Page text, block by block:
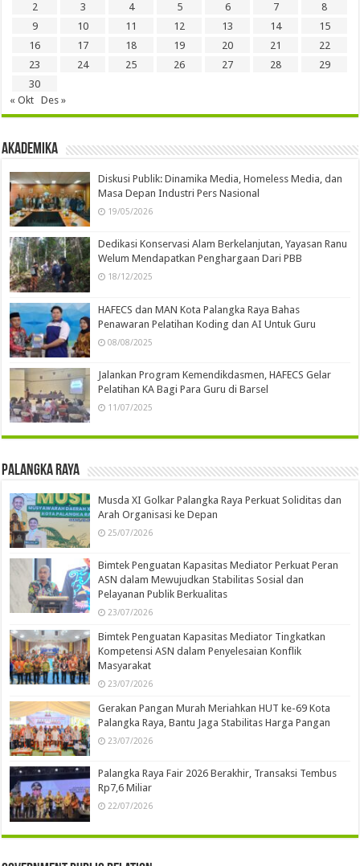
2
3 4 5 6 7
8
9
10 11 12 13 14
15
16
17 18 19 20 21
22
23
24 25 26 27 28
29
30
« Okt
Des »
Akademika
Diskusi Publik: Dinamika Media, Homeless Media, dan
Masa Depan Industri Pers Nasional
19/05/2026
Dedikasi Konservasi Alam Berkelanjutan, Yayasan Ranu
Welum Mendapatkan Penghargaan Dari PBB
18/12/2025
HAFECS dan MAN Kota Palangka Raya Bahas
Penawaran Pelatihan Koding dan AI Untuk Guru
08/08/2025
Jalankan Program Kemendikdasmen, HAFECS Gelar
Pelatihan KA Bagi Para Guru di Barsel
11/07/2025
Palangka Raya
Musda XI Golkar Palangka Raya Perkuat Soliditas dan
Arah Organisasi ke Depan
25/07/2026
Bimtek Penguatan Kapasitas Mediator Perkuat Peran
ASN dalam Mewujudkan Stabilitas Sosial dan
Pelayanan Publik Berkualitas
23/07/2026
Bimtek Penguatan Kapasitas Mediator Tingkatkan
Kompetensi ASN dalam Penyelesaian Konflik
Masyarakat
23/07/2026
Gerakan Pangan Murah Meriahkan HUT ke-69 Kota
Palangka Raya, Bantu Jaga Stabilitas Harga Pangan
23/07/2026
Palangka Raya Fair 2026 Berakhir, Transaksi Tembus
Rp7,6 Miliar
22/07/2026